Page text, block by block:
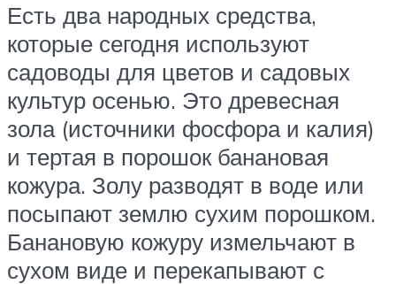
Есть два народных средства,
которые сегодня используют
садоводы для цветов и садовых
культур осенью. Это древесная
зола (источники фосфора и калия)
и тертая в порошок банановая
кожура. Золу разводят в воде или
посыпают землю сухим порошком.
Банановую кожуру измельчают в
сухом виде и перекапывают с